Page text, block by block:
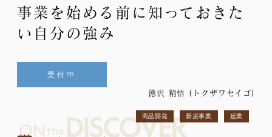
事業を始める前に知っておきた
い自分の強み
受付中
徳沢 精悟 (トクザワセイゴ)
商品開発 新規事業 起業